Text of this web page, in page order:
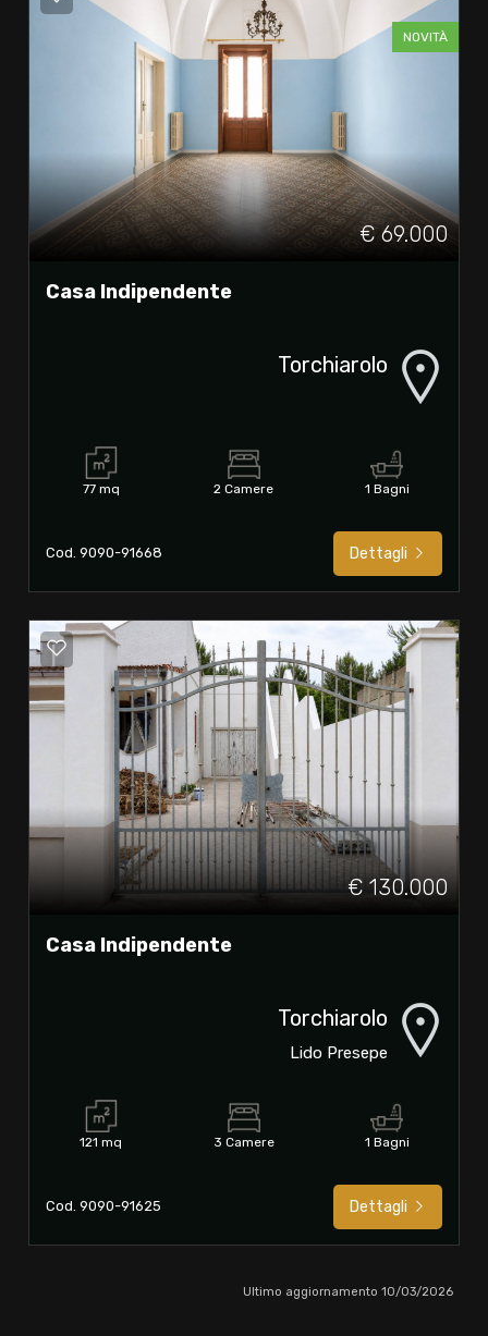
NOVITÀ
€ 69.000
Casa Indipendente
Torchiarolo
77 mq 2 Camere 1 Bagni
Cod. 9090-91668 Dettagli
€ 130.000
Casa Indipendente
Torchiarolo
Lido Presepe
121 mq 3 Camere 1 Bagni
Cod. 9090-91625 Dettagli
Ultimo aggiornamento 10/03/2026